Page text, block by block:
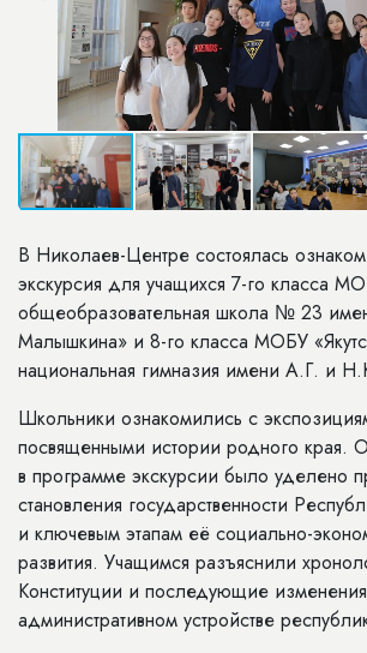
В Николаев-Центре состоялась
экскурсия для учащихся 7-го класса
общеобразовательная школа № 23
Малышкина» и 8-го класса МОБУ
национальная гимназия имени А.Г. и
Школьники ознакомились с
посвященными истории родного края.
в программе экскурсии было уделено
становления государственности
и ключевым этапам её социально-
развития. Учащимся разъяснили
Конституции и последующие
административном устройстве